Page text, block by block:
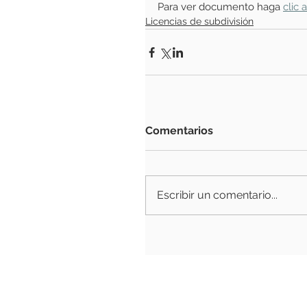
Para ver documento haga clic
Licencias de subdivisión
Comentarios
Escribir un comentario...